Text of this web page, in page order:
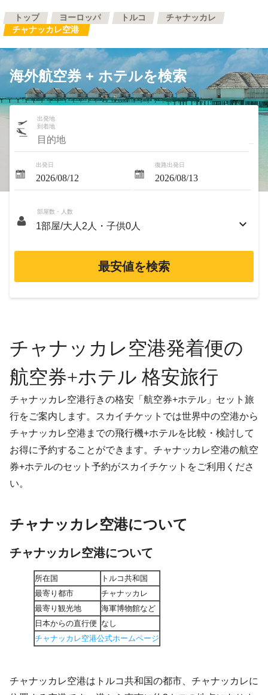
トップ ヨーロッパ トルコ
チャナッカレ
チャナッカレ空港
海外航空券 + ホテルを検索
出発地
到着地
出発日 復路出発日
部屋数・人数
最安値を検索
チャナッカレ空港発着便の
航空券+ホテル 格安旅行
チャナッカレ空港行きの格安「航空券+ホテル」セット旅
行をご案内します。スカイチケットでは世界中の空港から
チャナッカレ空港までの飛行機+ホテルを比較・検討して
お得に予約することができます。チャナッカレ空港の航空
券+ホテルのセット予約がスカイチケットをご利用くださ
い。
チャナッカレ空港について
チャナッカレ空港について
所在国
トルコ共和国
最寄り都市
チャナッカレ
最寄り観光地
海軍博物館など
日本からの直行便 なし
チャナッカレ空港公式ホームページ
チャナッカレ空港はトルコ共和国の都市、チャナッカレに